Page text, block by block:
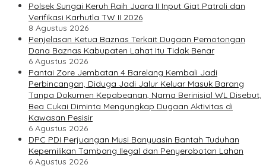
Polsek Sungai Keruh Raih Juara II Input Giat Patroli dan
Verifikasi Karhutla TW II 2026
8 Agustus 2026
Penjelasan Ketua Baznas Terkait Dugaan Pemotongan
Dana Baznas Kabupaten Lahat Itu Tidak Benar
6 Agustus 2026
Pantai Zore Jembatan 4 Barelang Kembali Jadi
Perbincangan, Diduga Jadi Jalur Keluar Masuk Barang
Tanpa Dokumen Kepabeanan, Nama Berinisial WL Disebut,
Bea Cukai Diminta Mengungkap Dugaan Aktivitas di
Kawasan Pesisir
6 Agustus 2026
DPC PDI Perjuangan Musi Banyuasin Bantah Tuduhan
Kepemilikan Tambang Ilegal dan Penyerobotan Lahan
6 Agustus 2026